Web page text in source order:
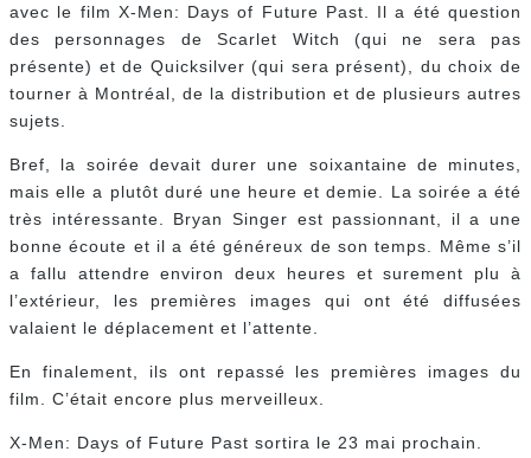
avec le film X-Men: Days of Future Past. Il a été question
des personnages de Scarlet Witch (qui ne sera pas
présente) et de Quicksilver (qui sera présent), du choix de
tourner à Montréal, de la distribution et de plusieurs autres
sujets.
Bref, la soirée devait durer une soixantaine de minutes,
mais elle a plutôt duré une heure et demie. La soirée a été
très intéressante. Bryan Singer est passionnant, il a une
bonne écoute et il a été généreux de son temps. Même s’il
a fallu attendre environ deux heures et surement plu à
l’extérieur, les premières images qui ont été diffusées
valaient le déplacement et l’attente.
En finalement, ils ont repassé les premières images du
film. C’était encore plus merveilleux.
X-Men: Days of Future Past sortira le 23 mai prochain.